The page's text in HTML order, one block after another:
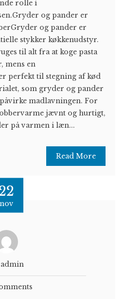
rolle i
og pander er
og pander er
stykker køkkenudstyr.
til alt fra at koge pasta
mens en
perfekt til stegning af kød
som gryder og pander
madlavningen. For
jævnt og hurtigt,
på varmen i læn...
Read More
nov